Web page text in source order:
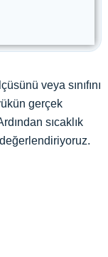
veya sınıfını
gerçek
sıcaklık